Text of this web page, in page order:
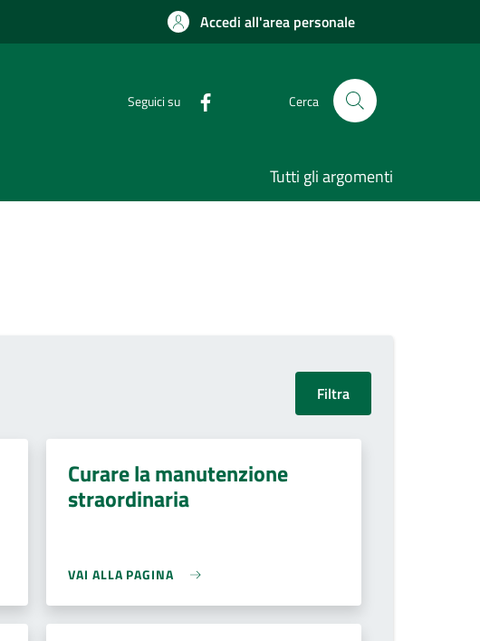
Accedi all'area personale
Seguici su Cerca
Tutti gli argomenti
Curare la manutenzione
straordinaria
VAI ALLA PAGINA